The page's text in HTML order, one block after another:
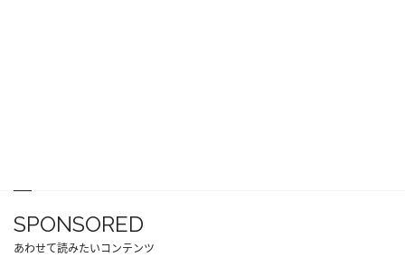
SPONSORED
あわせて読みたいコンテンツ